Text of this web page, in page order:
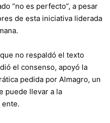
“no es perfecto”, a pesar
de esta iniciativa liderada
no respaldó el texto
el consenso, apoyó la
pedida por Almagro, un
puede llevar a la
ente.